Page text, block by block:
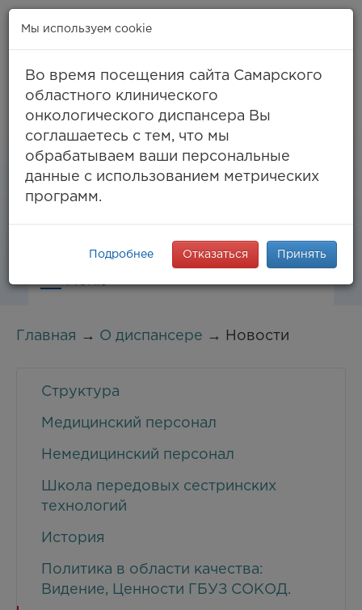
Самара, ул. Солнечная, 50
(тел. единый call-центр),
994-03-99факс
info@samaraonko.ru
Главная → О диспансере → Новости
Структура
Медицинский персонал
Немедицинский персонал
Школа передовых сестринских
технологий
История
Политика в области качества:
Видение, Ценности ГБУЗ СОКОД.
Мы используем cookie
Во время посещения сайта Самарского
областного клинического
онкологического диспансера Вы
соглашаетесь с тем, что мы
обрабатываем ваши персональные
данные с использованием метрических
программ.
Подробнее Отказаться Принять